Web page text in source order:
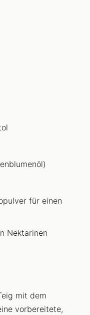
für einen
Nektarinen
mit dem
vorbereitete,